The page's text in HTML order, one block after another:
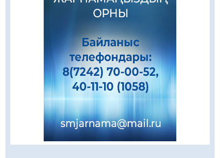
Еңбегі ерлікпен тең мамандық
Даналықтың шырағданы, ой-сананың
шамшырағы
08.08.2026
Кенеге қарсы залалсыздандыру жұмыстары
жүргізілуде
07.08.2026